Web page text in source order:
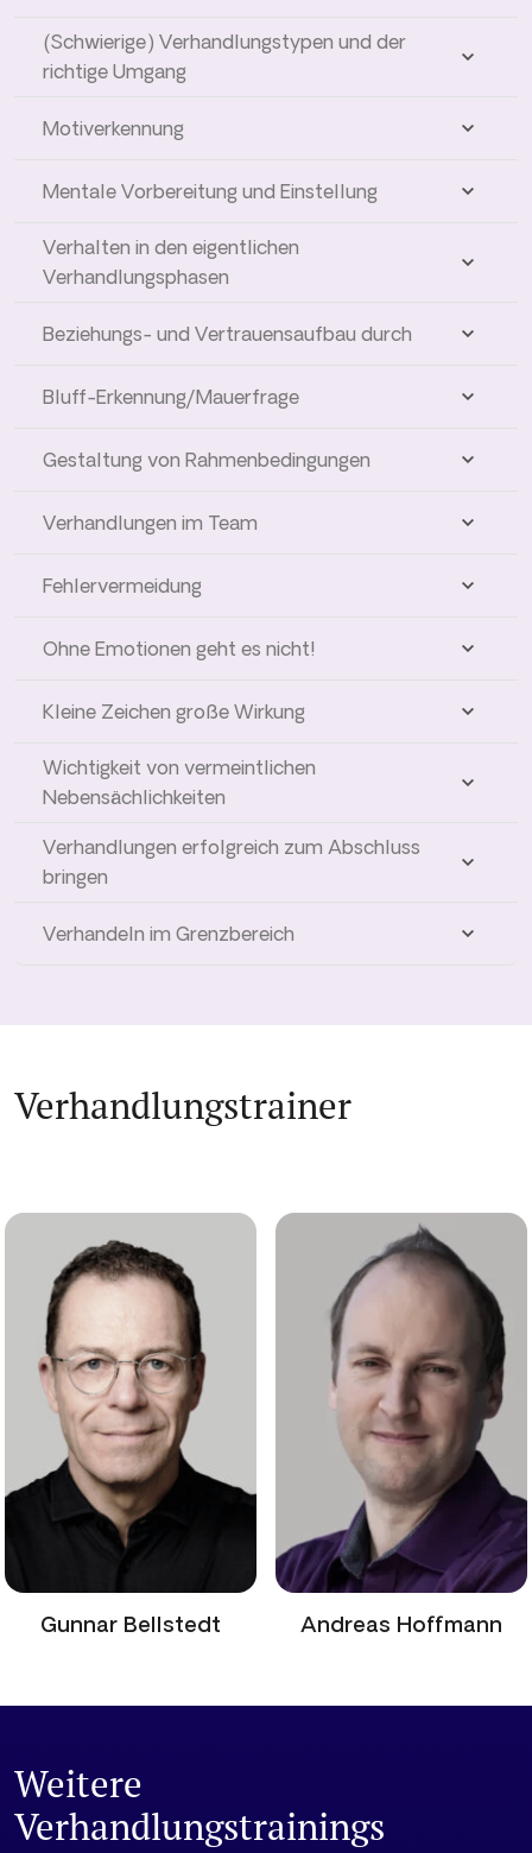
(Schwierige) Verhandlungstypen und der
richtige Umgang
Motiverkennung
Mentale Vorbereitung und Einstellung
Verhalten in den eigentlichen
Verhandlungsphasen
Beziehungs- und Vertrauensaufbau durch
Bluff-Erkennung/Mauerfrage
Gestaltung von Rahmenbedingungen
Verhandlungen im Team
Fehlervermeidung
Ohne Emotionen geht es nicht!
Kleine Zeichen große Wirkung
Wichtigkeit von vermeintlichen
Nebensächlichkeiten
Verhandlungen erfolgreich zum Abschluss
bringen
Verhandeln im Grenzbereich
Verhandlungstrainer
Andreas Hoffmann
Andreas Hoffmann
Jörn Kabierschke
Jörn Kabierschke
Weitere
Verhandlungstrainings